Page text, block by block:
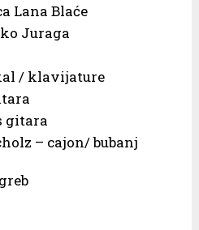
Lana Blaće
Juraga
/ klavijature
gitara
– cajon/ bubanj